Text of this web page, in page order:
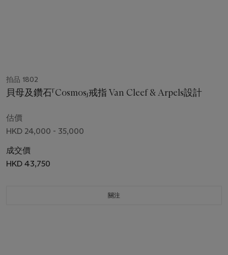
拍品 1802
貝母及鑽石「Cosmos」戒指 Van Cleef & Arpels設計
估價
HKD 24,000 - 35,000
成交價
HKD 43,750
關注